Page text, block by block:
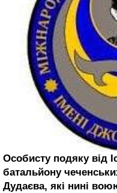
Особисту подяку від
батальйону
Дудаєва, які нині